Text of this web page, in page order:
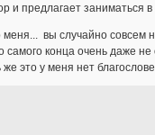
и предлагает заниматься
меня... вы случайно совсем
самого конца очень даже
это у меня нет